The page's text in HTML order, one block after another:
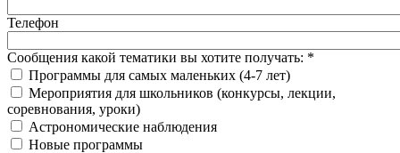
Телефон
Сообщения какой тематики вы хотите получать: *
Программы для самых маленьких (4-7 лет)
Мероприятия для школьников (конкурсы, лекции,
соревнования, уроки)
Астрономические наблюдения
Новые программы